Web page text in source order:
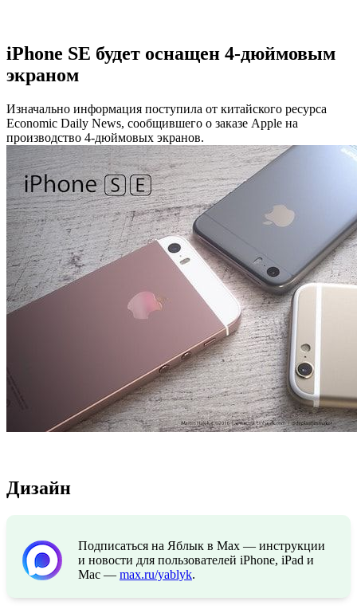
iPhone SE будет оснащен 4-дюймовым
экраном
Изначально информация поступила от китайского ресурса
Economic Daily News, сообщившего о заказе Apple на
производство 4-дюймовых экранов.
Дизайн
Подписаться на Яблык в Max — инструкции
и новости для пользователей iPhone, iPad и
Mac — max.ru/yablyk.